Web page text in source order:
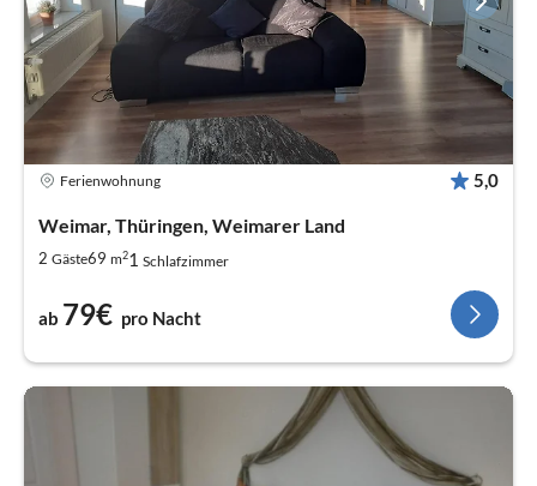
Ferienwohnung 5,0
Weimar, Thüringen, Weimarer Land
2 Gäste69 m21 Schlafzimmer
ab 79€ pro Nacht